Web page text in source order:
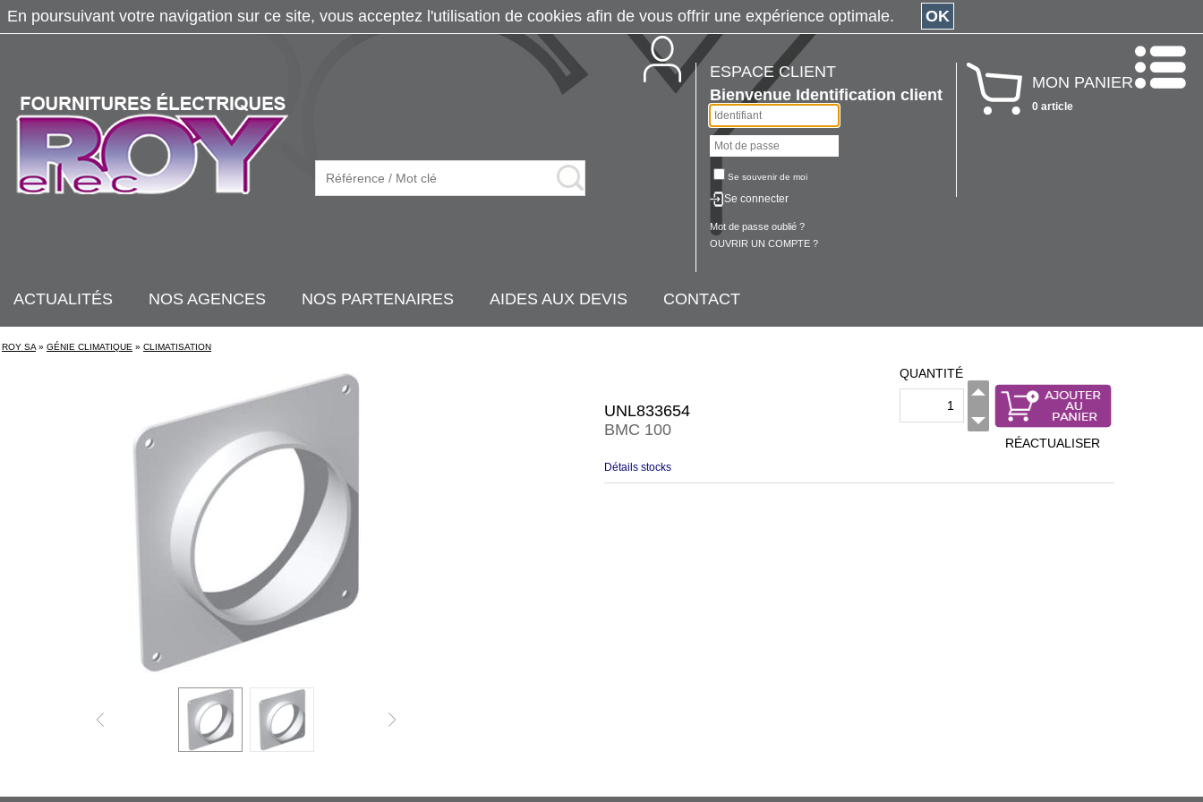
ESPACE CLIENT
Bienvenue Identification client
Se souvenir de moi
Se connecter
Mot de passe oublié ?
OUVRIR UN COMPTE ?
MON PANIER
0 article
ACTUALITÉS NOS AGENCES NOS PARTENAIRES AIDES AUX DEVIS CONTACT
ROY SA » GÉNIE CLIMATIQUE » CLIMATISATION
UNL833654
BMC 100
QUANTITÉ
RÉACTUALISER
Détails stocks
En poursuivant votre navigation sur ce site, vous acceptez l'utilisation de cookies afin de vous offrir une expérience optimale. OK